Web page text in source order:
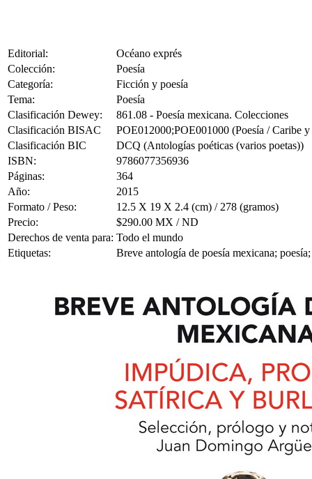
Editorial:
Océano exprés
Colección:
Poesía
Categoría:
Ficción y poesía
Tema:
Poesía
Clasificación Dewey:
861.08 - Poesía mexicana. Colecciones
Clasificación BISAC
POE012000;POE001000 (Poesía / Caribe
Clasificación BIC
DCQ (Antologías poéticas (varios poetas))
ISBN:
9786077356936
Páginas:
364
Año:
2015
Formato / Peso:
12.5 X 19 X 2.4 (cm) / 278 (gramos)
Precio:
$290.00 MX / ND
Derechos de venta para: Todo el mundo
Etiquetas:
Breve antología de poesía mexicana;